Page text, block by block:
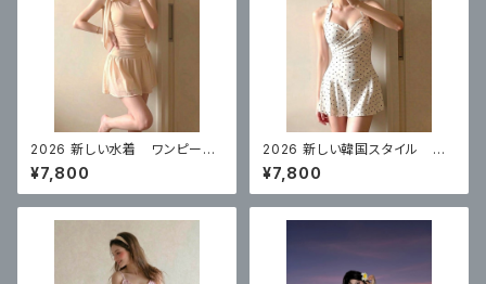
2026 新しい水着 ワンピース
スカートスタイルコンサバティ
ブ ハイエンド 体型カバー
¥7,800
2026 新しい韓国スタイル ワ
ンピーススカートスタイル白水
玉控えめな腹カバー
¥7,800